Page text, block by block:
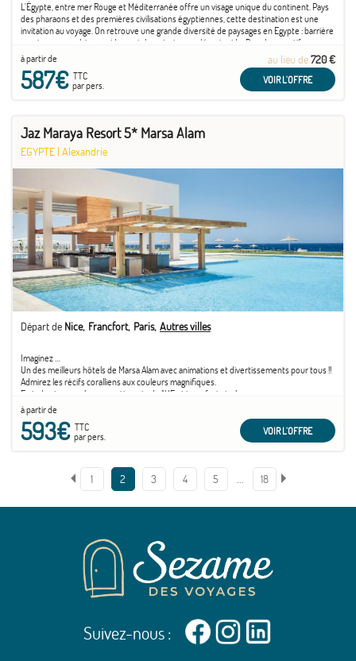
L'Égypte, entre mer Rouge et Méditerranée offre un visage unique du continent. Pays
des pharaons et des premières civilisations égyptiennes, cette destination est une
invitation au voyage. On retrouve une grande diversité de paysages en Egypte : barrière
montagneuse, plateau aride, oasis luxuriantes ou désert aride. Pour les sportifs,
n'hésitez ...
à partir de
587€TTC
par pers.
au lieu de720 €
VOIR L'OFFRE
Jaz Maraya Resort 5* Marsa Alam
EGYPTE | Alexandrie
Départ de Nice Francfort Paris Autres villes
Imaginez …
Un des meilleurs hôtels de Marsa Alam avec animations et divertissements pour tous !!
Admirez les récifs coralliens aux couleurs magnifiques.
Frais de visa pour les ressortissants de l'UE et transferts inclus
à partir de
593€TTC
par pers.
VOIR L'OFFRE
1 2 3 4 5 … 18
Suivez-nous :